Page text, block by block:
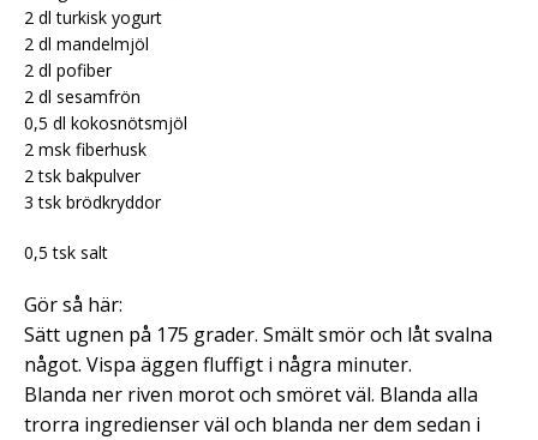
2 dl turkisk yogurt
2 dl mandelmjöl
2 dl pofiber
2 dl sesamfrön
0,5 dl kokosnötsmjöl
2 msk fiberhusk
2 tsk bakpulver
3 tsk brödkryddor
0,5 tsk salt
Gör så här:
Sätt ugnen på 175 grader. Smält smör och låt svalna
något. Vispa äggen fluffigt i några minuter.
Blanda ner riven morot och smöret väl. Blanda alla
trorra ingredienser väl och blanda ner dem sedan i